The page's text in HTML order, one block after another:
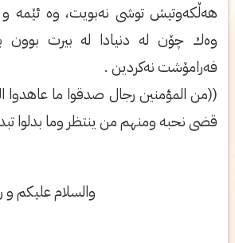
هه‌ڵكه‌وتیش توشی‌ نه‌بویت، وه‌ ئێمه‌ و
وه‌ك چۆن له‌ دنیادا له‌ بیرت بوون
فه‌رامۆشت نه‌كردین .
((من المؤمنین رجال صدقوا ما عاهدوا
قضی‌ نحبه ومنهم من ینتظر وما بدلوا
والسلام علیكم و رحمة